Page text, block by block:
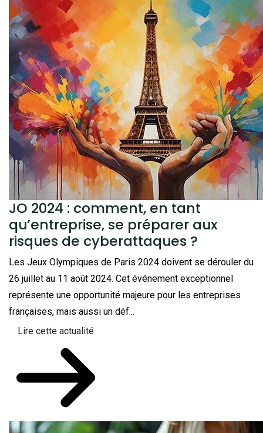
JO 2024 : comment, en tant
qu’entreprise, se préparer aux
risques de cyberattaques ?
Les Jeux Olympiques de Paris 2024 doivent se dérouler du
26 juillet au 11 août 2024. Cet événement exceptionnel
représente une opportunité majeure pour les entreprises
françaises, mais aussi un déf...
Lire cette actualité